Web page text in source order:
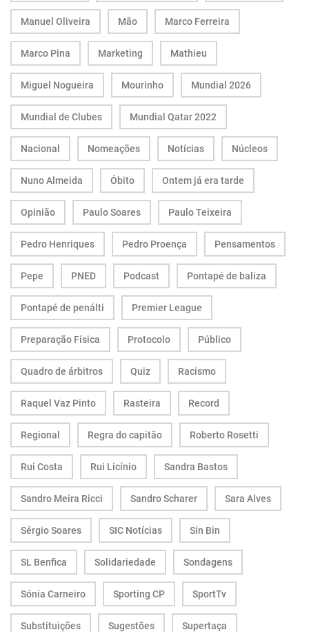
Manuel Oliveira Mão Marco Ferreira
Marco Pina Marketing Mathieu
Miguel Nogueira Mourinho Mundial 2026
Mundial de Clubes Mundial Qatar 2022
Nacional Nomeações Notícias Núcleos
Nuno Almeida Óbito Ontem já era tarde
Opinião Paulo Soares Paulo Teixeira
Pedro Henriques Pedro Proença Pensamentos
Pepe PNED Podcast Pontapé de baliza
Pontapé de penálti Premier League
Preparação Física Protocolo Público
Quadro de árbitros Quiz Racismo
Raquel Vaz Pinto Rasteira Record
Regional Regra do capitão Roberto Rosetti
Rui Costa Rui Licínio Sandra Bastos
Sandro Meira Ricci Sandro Scharer Sara Alves
Sérgio Soares SIC Notícias Sin Bin
SL Benfica Solidariedade Sondagens
Sónia Carneiro Sporting CP SportTv
Substituições Sugestões Supertaça